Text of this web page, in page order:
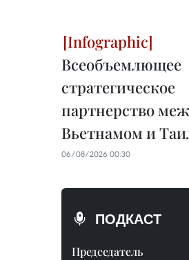
Всеобъемлющее
стратегическое
партнерство
Вьетнамом и
06/08/2026 00:30
ПОДКАСТ
Председатель